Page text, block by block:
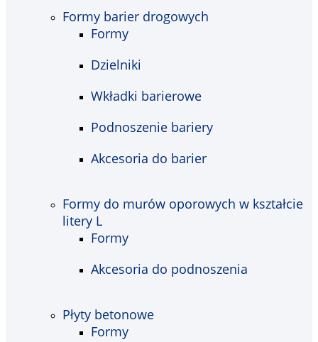
Formy barier drogowych
Formy
Dzielniki
Wkładki barierowe
Podnoszenie bariery
Akcesoria do barier
Formy do murów oporowych w kształcie
litery L
Formy
Akcesoria do podnoszenia
Płyty betonowe
Formy